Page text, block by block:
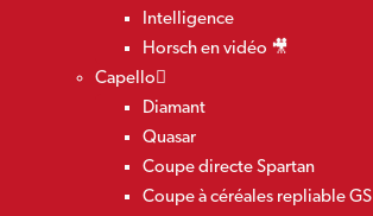
Intelligence
Horsch en vidéo 🎥
Capello
Diamant
Quasar
Coupe directe Spartan
Coupe à céréales repliable GS